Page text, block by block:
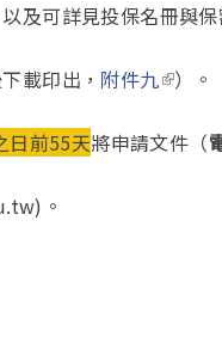
及可詳見投保名冊與保
載印出， 附件九(link
）。
日前55天將申請文件（
。
is external)